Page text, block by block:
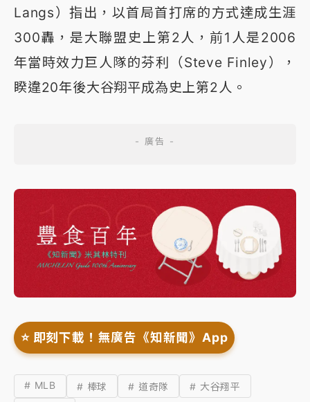
Langs）指出，以首局首打席的方式達成生涯
300轟，是大聯盟史上第2人，前1人是2006
年當時效力巨人隊的芬利（Steve Finley），
睽違20年後大谷翔平成為史上第2人。
⭐️ 即刻下載！無廣告《知新聞》App
# MLB # 棒球 # 道奇隊 # 大谷翔平